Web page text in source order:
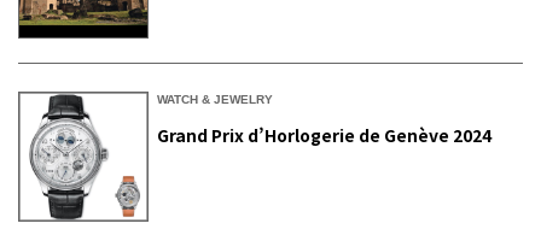
WATCH & JEWELRY
Grand Prix d’Horlogerie de Genève 2024